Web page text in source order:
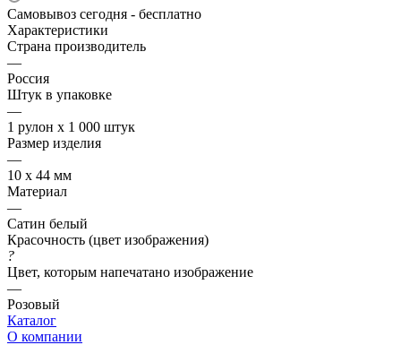
Самовывоз сегодня - бесплатно
Характеристики
Страна производитель
—
Россия
Штук в упаковке
—
1 рулон х 1 000 штук
Размер изделия
—
10 х 44 мм
Материал
—
Сатин белый
Красочность (цвет изображения)
?
Цвет, которым напечатано изображение
—
Розовый
Каталог
О компании